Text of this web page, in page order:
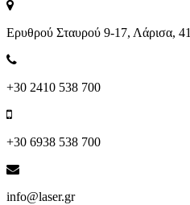
Ερυθρού Σταυρού 9-17, Λάρισα,
+30 2410 538 700
+30 6938 538 700
info@laser.gr